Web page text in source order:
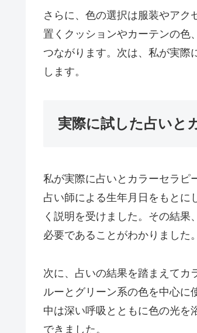
さらに、色の選択は服装やアク
置くクッションやカーテンの色
つながります。次は、私が実際
します。
実際に試した占いと
私が実際に占いとカラーセラピ
占い師による生年月日をもとに
く説明を受けました。その結
必要であることがわかりました。
次に、占いの結果を踏まえてカ
ルーとグリーン系の色を中心に
中は深い呼吸とともに色の光を
できました。